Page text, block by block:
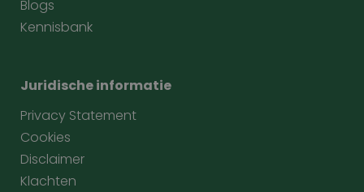
Blogs
Kennisbank
Juridische informatie
Privacy Statement
Cookies
Disclaimer
Klachten